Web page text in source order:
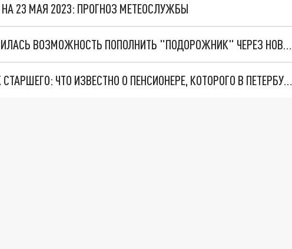
НА 23 МАЯ 2023: ПРОГНОЗ МЕТЕОСЛУЖБЫ
У ЖИТЕЛЕЙ ПЕТЕРБУРГА ПОЯВИЛАСЬ ВОЗМОЖНОСТЬ ПОПОЛНИТЬ "ПОДОРОЖНИК" ЧЕРЕЗ НОВЫЙ СЕРВИС
МЛАДШЕГО ПОХОРОНИЛИ КАК СТАРШЕГО: ЧТО ИЗВЕСТНО О ПЕНСИОНЕРЕ, КОТОРОГО В ПЕТЕРБУРГЕ СОЧЛИ МЁРТВЫМ